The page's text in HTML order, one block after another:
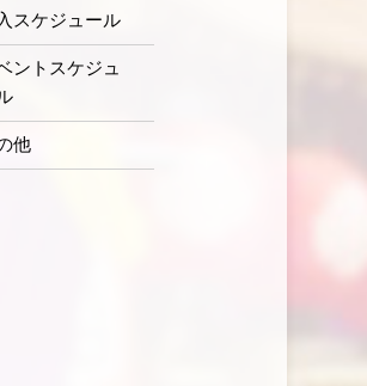
スケジュール
ントスケジュ
他